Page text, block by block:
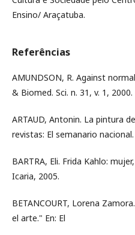
Ensino/ Araçatuba.
Referências
AMUNDSON, R. Against
& Biomed. Sci. n. 31, v. 1, 2000.
ARTAUD, Antonin. La pintura
revistas: El semanario
BARTRA, Eli. Frida Kahlo:
Icaria, 2005.
BETANCOURT, Lorena
el arte." En: El